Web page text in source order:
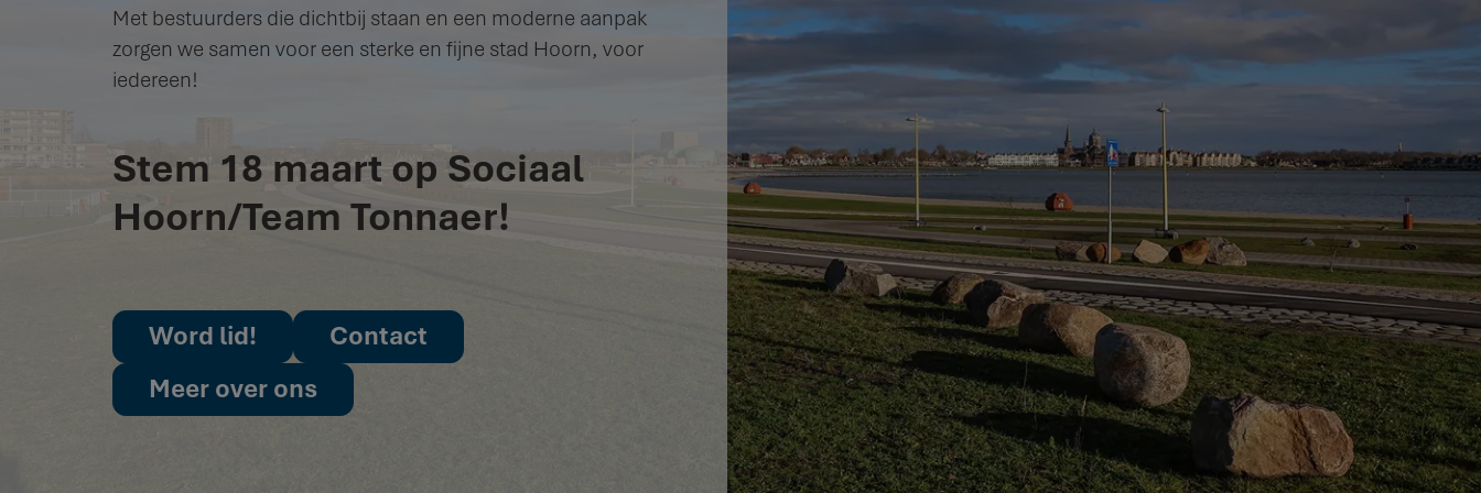
Met bestuurders die dichtbij staan en een moderne aanpak
zorgen we samen voor een sterke en fijne stad Hoorn, voor
iedereen!
Stem 18 maart op Sociaal
Hoorn/Team Tonnaer!
Word lid!
Contact
Meer over ons